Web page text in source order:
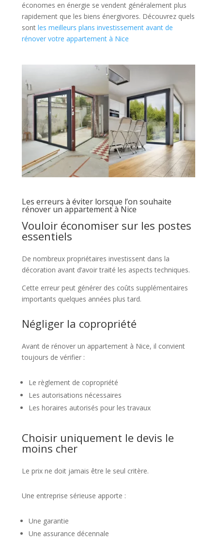
économes en énergie se vendent généralement plus
rapidement que les biens énergivores. Découvrez quels
sontles meilleurs plans investissement avant de
rénover votre appartement à Nice
Les erreurs à éviter lorsque l’on souhaite
rénover un appartement à Nice
Vouloir économiser sur les postes
essentiels
De nombreux propriétaires investissent dans la
décoration avant d’avoir traité les aspects techniques.
Cette erreur peut générer des coûts supplémentaires
importants quelques années plus tard.
Négliger la copropriété
Avant de rénover un appartement à Nice, il convient
toujours de vérifier :
Le règlement de copropriété
Les autorisations nécessaires
Les horaires autorisés pour les travaux
Choisir uniquement le devis le
moins cher
Le prix ne doit jamais être le seul critère.
Une entreprise sérieuse apporte :
Une garantie
Une assurance décennale